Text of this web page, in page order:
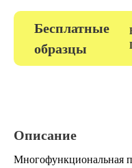
Бесплатные
образцы
Описание
Многофункциональная